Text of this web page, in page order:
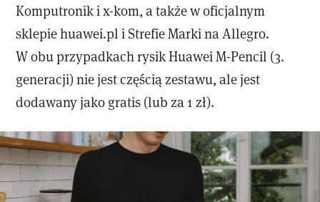
Komputronik i x-kom, a także w oficjalnym
sklepie huawei.pl i Strefie Marki na Allegro.
W obu przypadkach rysik Huawei M-Pencil (3.
generacji) nie jest częścią zestawu, ale jest
dodawany jako gratis (lub za 1 zł).